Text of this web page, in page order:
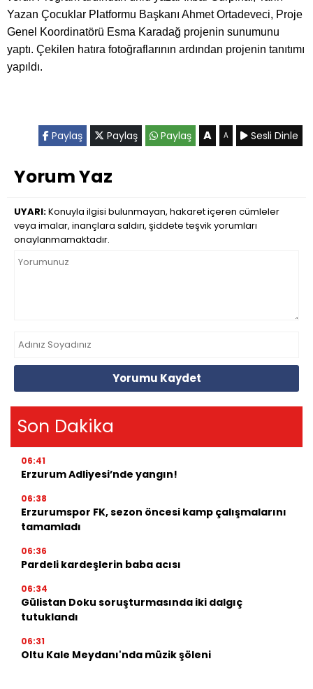
Yazan Çocuklar Platformu Başkanı Ahmet Ortadeveci, Proje
Genel Koordinatörü Esma Karadağ projenin sunumunu
yaptı. Çekilen hatıra fotoğraflarının ardından projenin tanıtımı
yapıldı.
Paylaş Paylaş Paylaş A A Sesli Dinle
Yorum Yaz
UYARI:Konuyla ilgisi bulunmayan, hakaret içeren cümleler
veya imalar, inançlara saldırı, şiddete teşvik yorumları
onaylanmamaktadır.
Yorumu Kaydet
Son Dakika
06:41
Erzurum Adliyesi’nde yangın!
06:38
Erzurumspor FK, sezon öncesi kamp çalışmalarını
tamamladı
06:36
Pardeli kardeşlerin baba acısı
06:34
Gülistan Doku soruşturmasında iki dalgıç
tutuklandı
06:31
Oltu Kale Meydanı'nda müzik şöleni